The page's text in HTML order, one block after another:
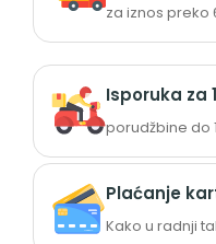
za iznos preko
Isporuka za
porudžbine do
Plaćanje
Kako u radnji